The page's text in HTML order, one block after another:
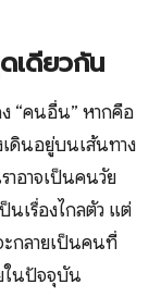
เดียวกัน
ง “คนอื่น” หากคือ
เดินอยู่บนเส้นทาง
าอาจเป็นคนวัย
นเรื่องไกลตัว แต่
ะกลายเป็นคนที่
ในปัจจุบัน